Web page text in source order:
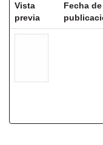
Vista
previa
Fecha de